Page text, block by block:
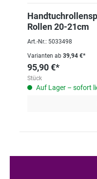
Rollen 20-21cm
Art.-Nr.: 5033498
Varianten ab 39,94 €*
95,90 €*
Stück
Auf Lager – sofort